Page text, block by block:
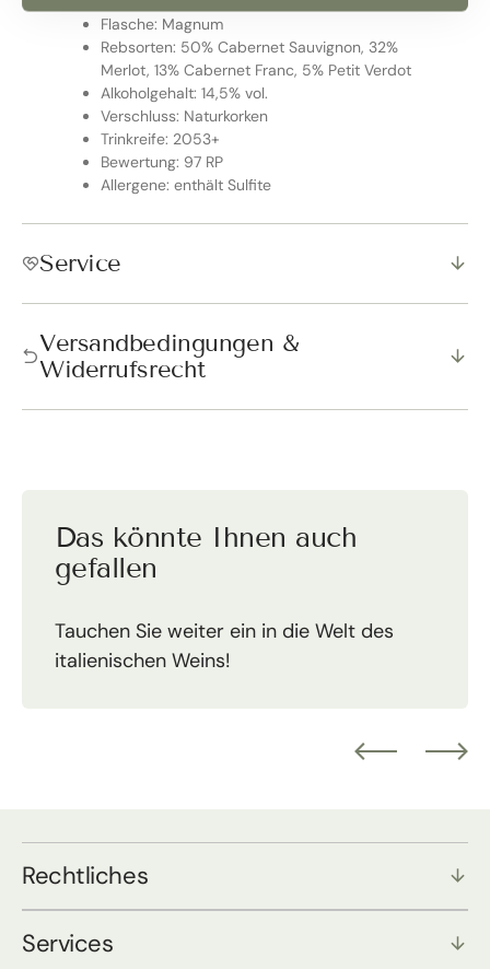
Flasche: Magnum
Rebsorten: 50% Cabernet Sauvignon, 32%
Merlot, 13% Cabernet Franc, 5% Petit Verdot
Alkoholgehalt: 14,5% vol.
Verschluss: Naturkorken
Trinkreife: 2053+
Bewertung: 97 RP
Allergene: enthält Sulfite
Service
Versandbedingungen &
Widerrufsrecht
Das könnte Ihnen auch
gefallen
Tauchen Sie weiter ein in die Welt des
italienischen Weins!
Rechtliches
Services